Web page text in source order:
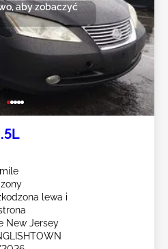
aby zobaczyć
mile
lewa i
New Jersey